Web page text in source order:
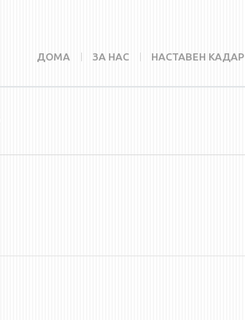
ДОМА ЗА НАС НАСТАВЕН КАДАР